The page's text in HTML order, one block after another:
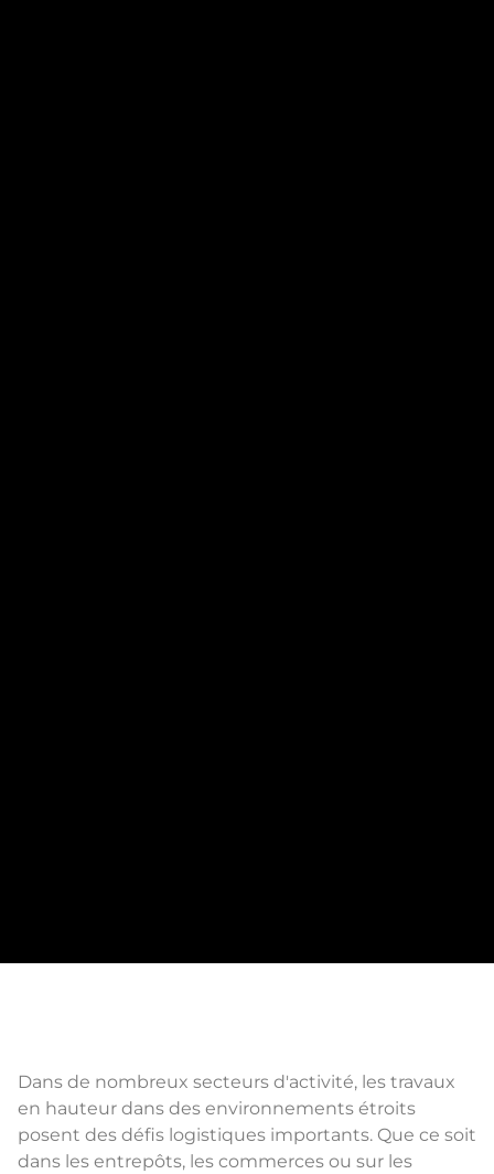
Dans de nombreux secteurs d'activité, les travaux
en hauteur dans des environnements étroits
posent des défis logistiques importants. Que ce soit
dans les entrepôts, les commerces ou sur les